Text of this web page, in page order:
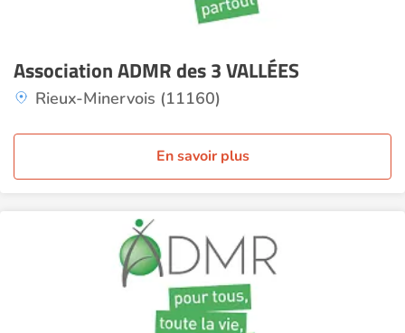
Association ADMR des 3 VALLÉES
Rieux-Minervois (11160)
En savoir plus